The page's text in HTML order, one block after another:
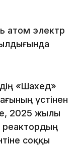
атом электр
«Шахед»
үстінен
2025 жылы
реактордың
соққы